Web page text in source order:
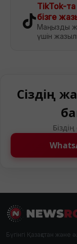
TikTok-
бізге
Маңызды
үшін
Сіздің
Бүгінгі Қазақстан